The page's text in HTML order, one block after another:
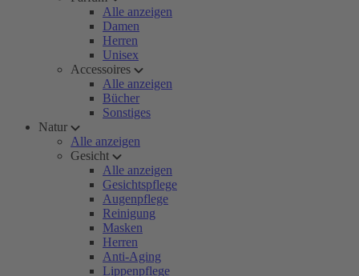
Alle anzeigen
Damen
Herren
Unisex
Accessoires
Alle anzeigen
Bücher
Sonstiges
Natur
Alle anzeigen
Gesicht
Alle anzeigen
Gesichtspflege
Augenpflege
Reinigung
Masken
Herren
Anti-Aging
Lippenpflege